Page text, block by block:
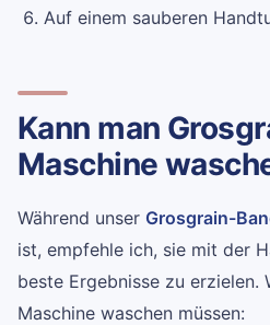
Auf einem sauberen
Kann man
Maschine
Während unser Grosgrain-
ist, empfehle ich, sie mit der
beste Ergebnisse zu erzielen.
Maschine waschen müssen: